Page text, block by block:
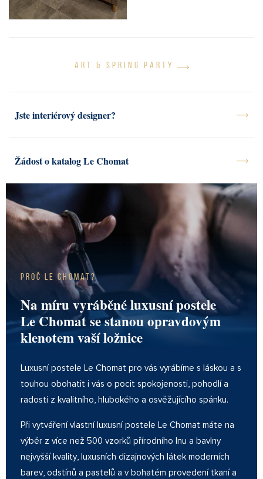
TVORBA
KOLEKCE
PRESS
KONTAKT
ART & SPRING PARTY
Jste interiérový designer?
Žádost o katalog Le Chomat
Proč Le Chomat?
Na míru vyráběné luxusní postele
Le Chomat se stanou opravdovým
klenotem vaší ložnice
Luxusní postele Le Chomat pro vás vyrábíme s láskou a s
touhou obohatit i vás o pocit spokojenosti, pohodlí a
radosti z kvalitního, hlubokého a osvěžujícího spánku.
Při vytváření vlastní luxusní postele Le Chomat máte na
výběr z více než 500 vzorků přírodního lnu a bavlny
nejvyšší kvality, luxusních dizajnových látek moderních
barev, odstínů a pastelů a v bohatém provedení tkaní a